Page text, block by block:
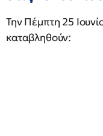
Την Πέμπτη 25
καταβληθούν: